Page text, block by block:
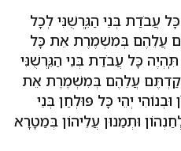
עֲבֹדַת בְּנֵי הַגֵּֽרְשֻׁנִּי לְכָל
עֲלֵהֶם בְּמִשְׁמֶרֶת אֵת כָּל
תִּֽהְיֶה כָּל עֲבֹדַת בְּנֵי הַגֵּֽרְשֻׁנִּי
עֲלֵהֶם בְּמִשְׁמֶרֶת אֵת
יְהֵי כָּל פּוּלְחַן בְּנֵי
וּתְמַנוּן עֲלֵיהוֹן בְּמַטָרָא